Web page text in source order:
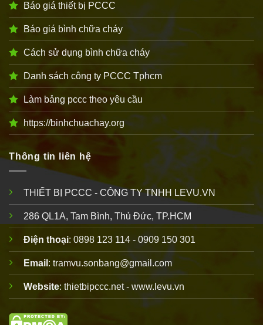
Báo giá thiết bị PCCC
Báo giá bình chữa cháy
Cách sử dụng bình chữa cháy
Danh sách công ty PCCC Tphcm
Làm bảng pccc theo yêu cầu
https://binhchuachay.org
Thông tin liên hệ
THIẾT BỊ PCCC - CÔNG TY TNHH LEVU.VN
286 QL1A, Tam Bình, Thủ Đức, TP.HCM
Điện thoại: 0898 123 114 - 0909 150 301
Email : tramvu.sonbang@gmail.com
Website: thietbipccc.net - www.levu.vn